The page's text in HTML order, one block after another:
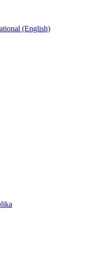
(English)